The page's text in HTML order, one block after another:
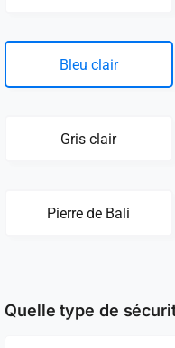
Bleu clair
Gris clair
Pierre de Bali
Quelle type de